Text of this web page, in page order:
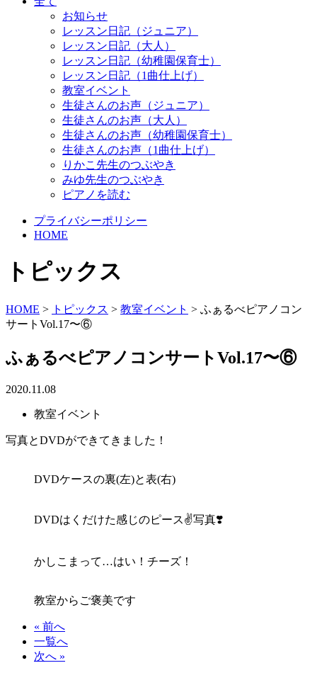
お知らせ
レッスン日記（ジュニア）
レッスン日記（大人）
レッスン日記（幼稚園保育士）
レッスン日記（1曲仕上げ）
教室イベント
生徒さんのお声（ジュニア）
生徒さんのお声（大人）
生徒さんのお声（幼稚園保育士）
生徒さんのお声（1曲仕上げ）
りかこ先生のつぶやき
みゆ先生のつぶやき
ピアノを読む
プライバシーポリシー
HOME
トピックス
HOME > トピックス > 教室イベント > ふぁるべピアノコン
サートVol.17〜⑥
ふぁるべピアノコンサートVol.17〜⑥
2020.11.08
教室イベント
写真とDVDができてきました！
DVDケースの裏(左)と表(右)
DVDはくだけた感じのピース✌写真❣️
かしこまって…はい！チーズ！
教室からご褒美です
« 前へ
一覧へ
次へ »